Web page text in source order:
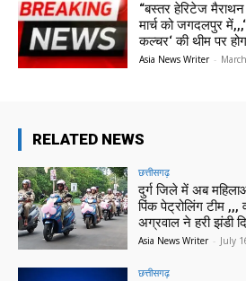
“बस्तर हेरिटेज
मार्च को जगदलपुर
कल्चर‘ की थीम पर
Asia News Writer -
RELATED NEWS
छत्तीसगढ़
दुर्ग जिले में अब
पिंक पेट्रोलिंग टीम ,,,
अग्रवाल ने हरी झंडी
Asia News Writer - July
छत्तीसगढ़